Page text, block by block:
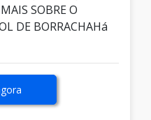
SOBRE O
DE BORRACHAHá